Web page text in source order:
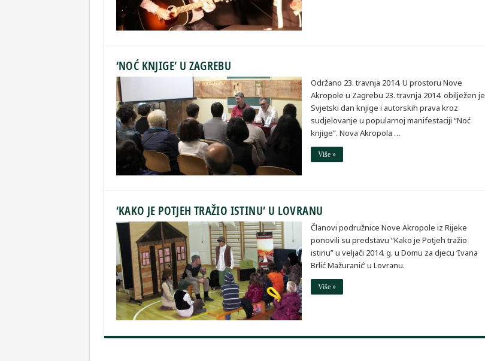
‘NOĆ KNJIGE’ U ZAGREBU
Održano 23. travnja 2014. U prostoru Nove
Akropole u Zagrebu 23. travnja 2014. obilježen je
Svjetski dan knjige i autorskih prava kroz
sudjelovanje u popularnoj manifestaciji “Noć
knjige”. Nova Akropola …
Više »
‘KAKO JE POTJEH TRAŽIO ISTINU’ U LOVRANU
Članovi podružnice Nove Akropole iz Rijeke
ponovili su predstavu “Kako je Potjeh tražio
istinu” u veljači 2014. g. u Domu za djecu ‘Ivana
Brlić Mažuranić’ u Lovranu.
Više »